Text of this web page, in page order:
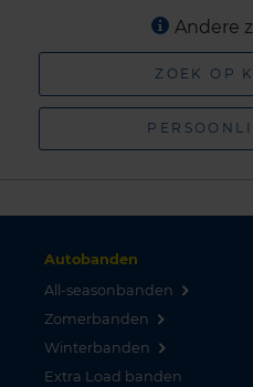
Andere
ZOEK OP
Autobanden
All-seasonbanden
Zomerbanden
Winterbanden
Extra Load banden